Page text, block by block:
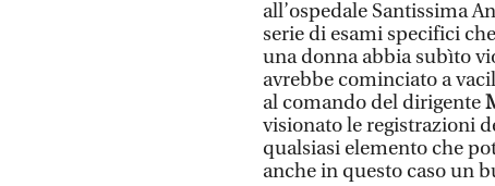
all’ospedale Santissima
serie di esami specifici
una donna abbia subìto
avrebbe cominciato a
al comando del dirigente
visionato le registrazioni
qualsiasi elemento che
anche in questo caso un